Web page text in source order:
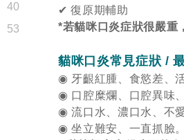
40
53
✔復原期輔助
*若貓咪口炎症狀很嚴重
貓咪口炎常見症狀 /
◉ 牙齦紅腫、食慾差、
◉ 口腔糜爛、口腔異味
◉ 流口水、濃口水、不
◉ 坐立難安、一直抓臉。